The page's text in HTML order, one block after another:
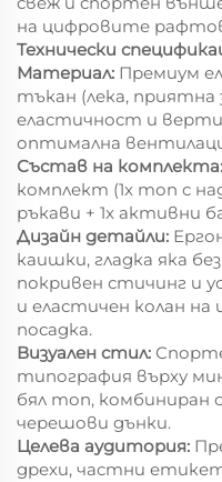
на цифровите
Технически
Материал: Премиум
тъкан (лека, приятна
еластичност и
оптимална
Състав на комплекта:
комплект (1x топ с
ръкави + 1x активни
Дизайн детайли:
каишки, гладка яка
покривен стичинг и
и еластичен колан
посадка.
Визуален стил:
типография върху
бял топ, комбиниран
черешови дънки.
Целева аудитория:
дрехи, частни